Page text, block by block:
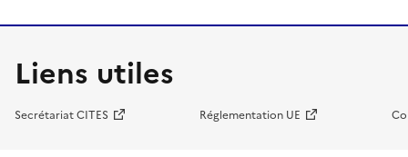
Liens utiles
Secrétariat CITES Réglementation UE